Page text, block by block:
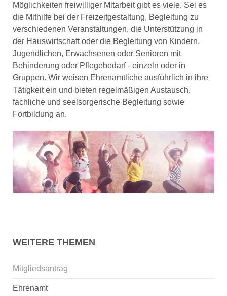
Möglichkeiten freiwilliger Mitarbeit gibt es viele. Sei es
die Mithilfe bei der Freizeitgestaltung, Begleitung zu
verschiedenen Veranstaltungen, die Unterstützung in
der Hauswirtschaft oder die Begleitung von Kindern,
Jugendlichen, Erwachsenen oder Senioren mit
Behinderung oder Pflegebedarf - einzeln oder in
Gruppen. Wir weisen Ehrenamtliche ausführlich in ihre
Tätigkeit ein und bieten regelmäßigen Austausch,
fachliche und seelsorgerische Begleitung sowie
Fortbildung an.
WEITERE THEMEN
Mitgliedsantrag
Ehrenamt